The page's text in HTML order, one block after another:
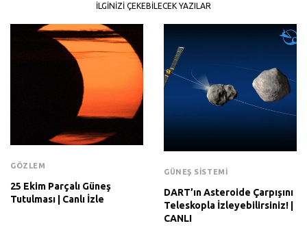
İLGINIZI ÇEKEBILECEK YAZILAR
GÖZLEM
25 Ekim Parçalı Güneş
Tutulması | Canlı İzle
GÜNEŞ SISTEMI
DART’ın Asteroide Çarpışını
Teleskopla İzleyebilirsiniz! |
CANLI